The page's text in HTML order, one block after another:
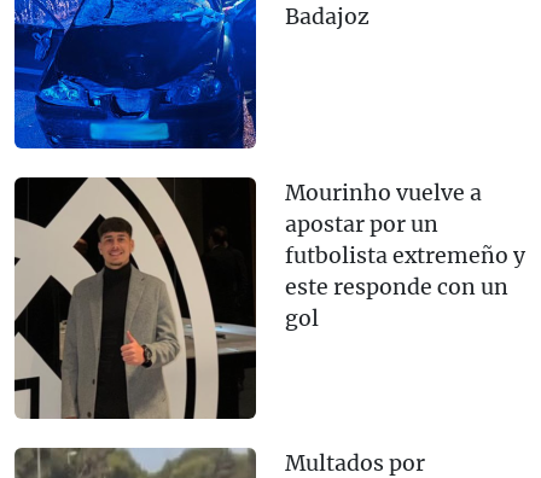
Badajoz
Mourinho vuelve a
apostar por un
futbolista extremeño y
este responde con un
gol
Multados por